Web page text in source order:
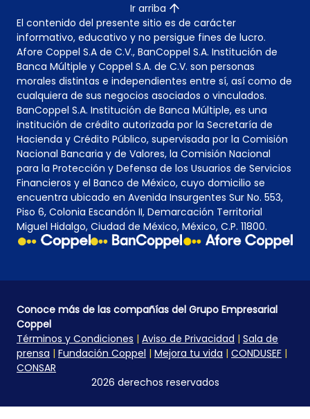
Ir arriba
El contenido del presente sitio es de carácter
informativo, educativo y no persigue fines de lucro.
Afore Coppel S.A de C.V., BanCoppel S.A. Institución de
Banca Múltiple y Coppel S.A. de C.V. son personas
morales distintas e independientes entre sí, así como de
cualquiera de sus negocios asociados o vinculados.
BanCoppel S.A. Institución de Banca Múltiple, es una
institución de crédito autorizada por la Secretaría de
Hacienda y Crédito Público, supervisada por la Comisión
Nacional Bancaria y de Valores, la Comisión Nacional
para la Protección y Defensa de los Usuarios de Servicios
Financieros y el Banco de México, cuyo domicilio se
encuentra ubicado en Avenida Insurgentes Sur No. 553,
Piso 6, Colonia Escandón II, Demarcación Territorial
Miguel Hidalgo, Ciudad de México, México, C.P. 11800.
Conoce más de las compañías del Grupo Empresarial
Coppel
Términos y Condiciones | Aviso de Privacidad | Sala de
prensa | Fundación Coppel | Mejora tu vida | CONDUSEF |
CONSAR
2026 derechos reservados